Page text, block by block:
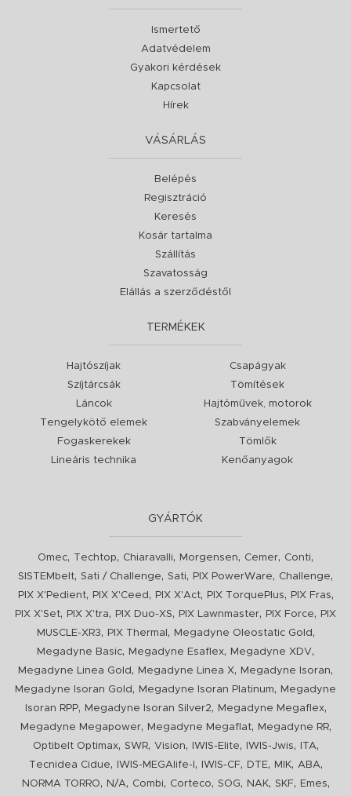
Ismertető
Adatvédelem
Gyakori kérdések
Kapcsolat
Hírek
VÁSÁRLÁS
Belépés
Regisztráció
Keresés
Kosár tartalma
Szállítás
Szavatosság
Elállás a szerződéstől
TERMÉKEK
Hajtószíjak
Szíjtárcsák
Láncok
Tengelykötő elemek
Fogaskerekek
Lineáris technika
Csapágyak
Tömítések
Hajtóművek, motorok
Szabványelemek
Tömlők
Kenőanyagok
GYÁRTÓK
Omec, Techtop, Chiaravalli, Morgensen, Cemer, Conti,
SISTEMbelt, Sati / Challenge, Sati, PIX PowerWare, Challenge,
PIX X'Pedient, PIX X'Ceed , PIX X'Act, PIX TorquePlus, PIX Fras,
PIX X'Set, PIX X'tra, PIX Duo-XS, PIX Lawnmaster, PIX Force,
PIX
MUSCLE-XR3, PIX Thermal , Megadyne Oleostatic Gold ,
Megadyne Basic, Megadyne Esaflex, Megadyne XDV,
Megadyne Linea Gold , Megadyne Linea X, Megadyne Isoran,
Megadyne Isoran Gold , Megadyne Isoran Platinum,
Megadyne
Isoran RPP, Megadyne Isoran Silver2, Megadyne Megaflex,
Megadyne Megapower, Megadyne Megaflat, Megadyne RR,
Optibelt Optimax, SWR, Vision, IWIS-Elite, IWIS-Jwis, ITA,
Tecnidea Cidue, IWIS-MEGAlife-I , IWIS-CF, DTE, MIK, ABA,
NORMA TORRO, N/A, Combi, Corteco, SOG, NAK, SKF, Emes,